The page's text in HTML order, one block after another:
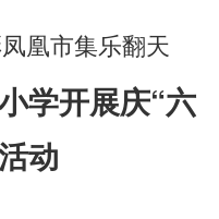
凰市集乐翻天
学开展庆“六
动